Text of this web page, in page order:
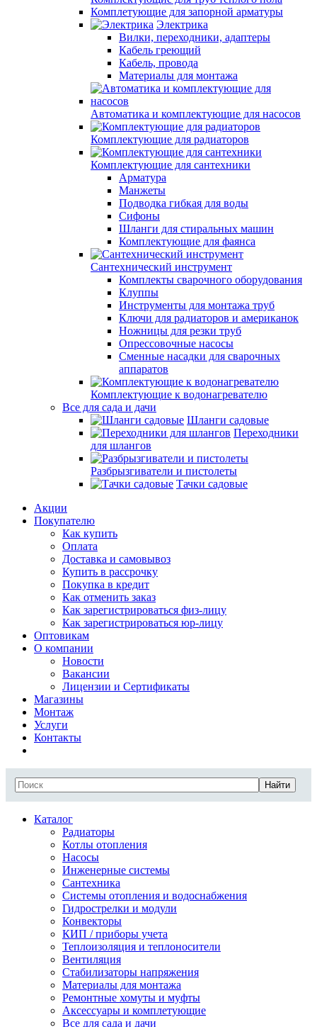
Комплетующие для запорной арматуры
Электрика
Вилки, переходники, адаптеры
Кабель греющий
Кабель, провода
Материалы для монтажа
Автоматика и комплектующие для насосов
Комплектующие для радиаторов
Комплектующие для сантехники
Арматура
Манжеты
Подводка гибкая для воды
Сифоны
Шланги для стиральных машин
Комплектующие для фаянса
Сантехнический инструмент
Комплекты сварочного оборудования
Клуппы
Инструменты для монтажа труб
Ключи для радиаторов и американок
Ножницы для резки труб
Опрессовочные насосы
Сменные насадки для сварочных
аппаратов
Комплектующие к водонагревателю
Все для сада и дачи
Шланги садовые
Переходники
для шлангов
Разбрызгиватели и пистолеты
Тачки садовые
Акции
Покупателю
Как купить
Оплата
Доставка и самовывоз
Купить в рассрочку
Покупка в кредит
Как отменить заказ
Как зарегистрироваться физ-лицу
Как зарегистрироваться юр-лицу
Оптовикам
О компании
Новости
Вакансии
Лицензии и Сертификаты
Магазины
Монтаж
Услуги
Контакты
Найти
Каталог
Радиаторы
Котлы отопления
Насосы
Инженерные системы
Сантехника
Системы отопления и водоснабжения
Гидрострелки и модули
Конвекторы
КИП / приборы учета
Теплоизоляция и теплоносители
Вентиляция
Стабилизаторы напряжения
Материалы для монтажа
Ремонтные хомуты и муфты
Аксессуары и комплетующие
Все для сада и дачи